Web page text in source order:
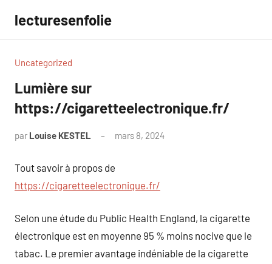
contenu
lecturesenfolie
Uncategorized
Lumière sur
https://cigaretteelectronique.fr/
par Louise KESTEL mars 8, 2024
Tout savoir à propos de
https://cigaretteelectronique.fr/
Selon une étude du Public Health England, la cigarette
électronique est en moyenne 95 % moins nocive que le
tabac. Le premier avantage indéniable de la cigarette